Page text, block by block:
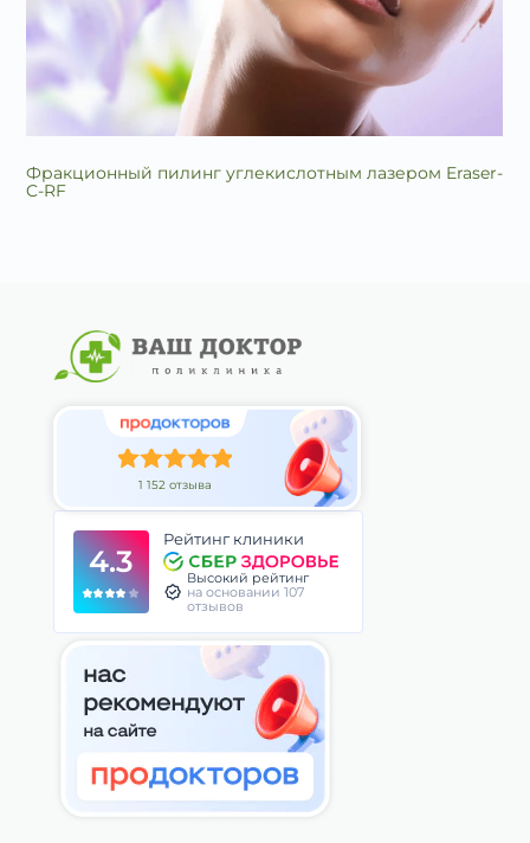
Фракционный пилинг углекислотным лазером Eraser-
C-RF
1 152 отзыва
4.3
Рейтинг клиники
Высокий рейтинг
на основании 107
отзывов